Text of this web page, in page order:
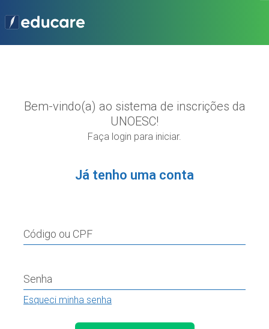
Bem-vindo(a) ao sistema de inscrições da
UNOESC!
Faça login para iniciar.
Já tenho uma conta
Código ou CPF
Senha
Esqueci minha senha